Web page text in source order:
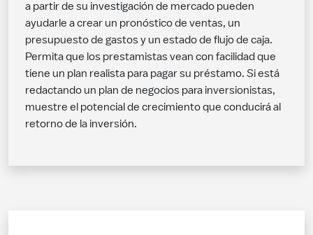
a partir de su investigación de mercado pueden
ayudarle a crear un pronóstico de ventas, un
presupuesto de gastos y un estado de flujo de caja.
Permita que los prestamistas vean con facilidad que
tiene un plan realista para pagar su préstamo. Si está
redactando un plan de negocios para inversionistas,
muestre el potencial de crecimiento que conducirá al
retorno de la inversión.